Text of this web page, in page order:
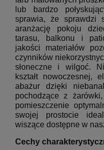
lub bardzo
sprawia, że sprawdzi
aranżację pokoju
tarasu, balkonu i
jakości materiałów
czynników
słoneczne i wilgoć.
kształt nowoczesnej,
abażur dzięki
pochodzące z
pomieszczenie
swojej prostocie
wiszące dostępne w
Cechy